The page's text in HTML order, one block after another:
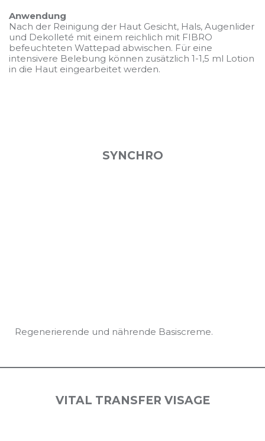
Anwendung
Nach der Reinigung der Haut Gesicht, Hals, Augenlider
und Dekolleté mit einem reichlich mit FIBRO
befeuchteten Wattepad abwischen. Für eine
intensivere Belebung können zusätzlich 1-1,5 ml Lotion
in die Haut eingearbeitet werden.
SYNCHRO
Regenerierende und nährende Basiscreme.
VITAL TRANSFER VISAGE